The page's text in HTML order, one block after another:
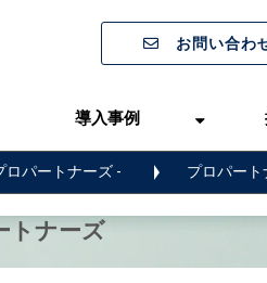
お問い合わ
導入事例
ロパートナーズ - プロパート
トナーズ